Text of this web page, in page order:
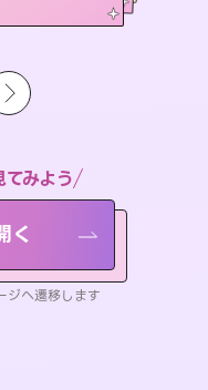
みよう
く
ジへ遷移します